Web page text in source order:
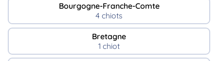
Bourgogne-Franche-Comte
4 chiots
Bretagne
1 chiot